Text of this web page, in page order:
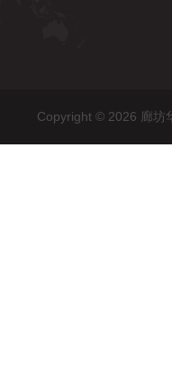
Copyright © 2026 廊